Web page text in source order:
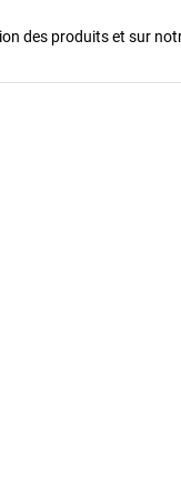
des produits et sur